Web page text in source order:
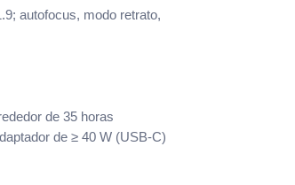
autofocus, modo retrato,
de 35 horas
de ≥ 40 W (USB-C)